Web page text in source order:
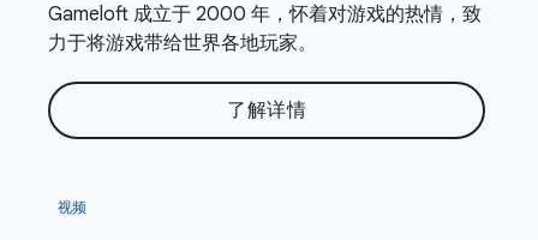
Gameloft 成立于 2000 年，怀着对游戏的热情，致
力于将游戏带给世界各地玩家。
了解详情
视频